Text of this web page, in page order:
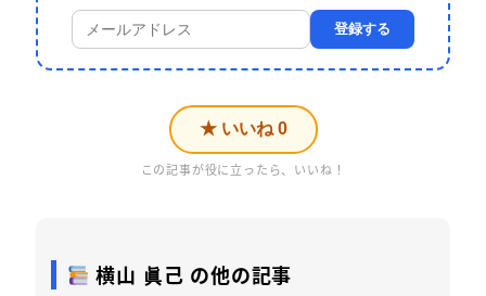
登録する
★ いいね 0
この記事が役に立ったら、いいね！
横山 眞己 の他の記事